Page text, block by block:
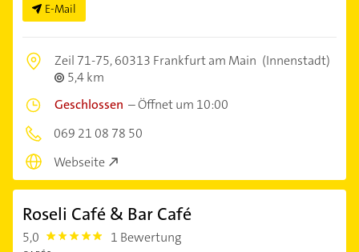
E-Mail
Zeil 71-75,60313 Frankfurt am Main (Innenstadt)
5,4 km
Geschlossen –Öffnet um 10:00
069 21 08 78 50
Webseite
Roseli Café & Bar Café
5,0 5.0 1 Bewertung